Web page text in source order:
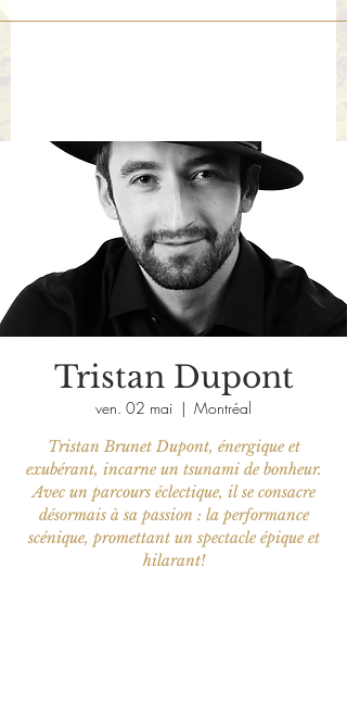
Tristan Dupont
ven. 02 mai
  |
Montréal
Tristan Brunet Dupont, énergique et
exubérant, incarne un tsunami de bonheur.
Avec un parcours éclectique, il se consacre
désormais à sa passion : la performance
scénique, promettant un spectacle épique et
hilarant!